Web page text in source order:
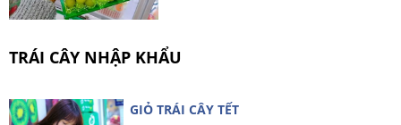
TRÁI CÂY NHẬP KHẨU
GIỎ TRÁI CÂY TẾT